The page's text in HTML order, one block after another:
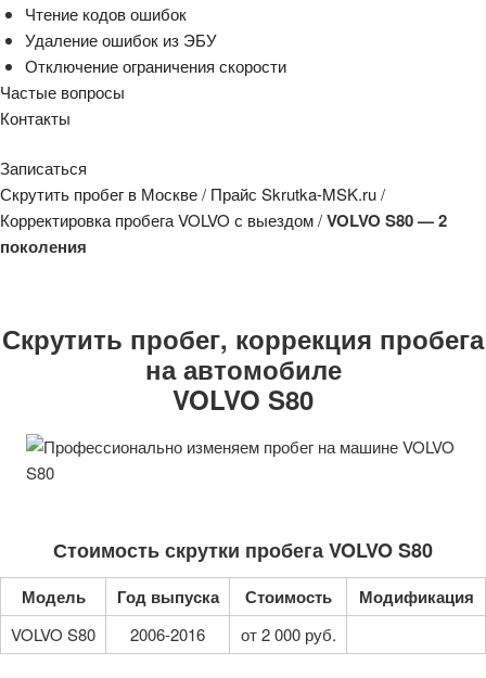
Чтение кодов ошибок
Удаление ошибок из ЭБУ
Отключение ограничения скорости
Частые вопросы
Контакты
Записаться
Скрутить пробег в Москве/ Прайс Skrutka-MSK.ru/
Корректировка пробега VOLVO с выездом/VOLVO S80 — 2
поколения
Скрутить пробег, коррекция пробега
на автомобиле
VOLVO S80
Стоимость скрутки пробега VOLVO S80
Модель Год выпуска Стоимость Модификация
VOLVO S80 2006-2016 от 2 000 руб.